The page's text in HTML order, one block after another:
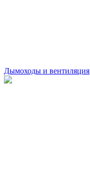
Дымоходы и вентиляция